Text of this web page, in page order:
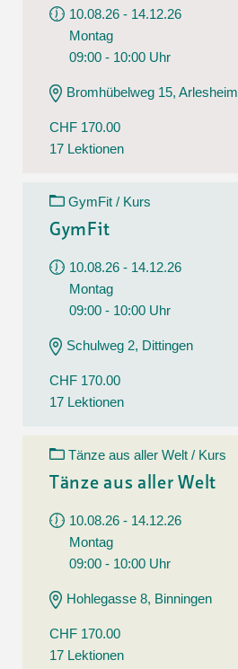
10.08.26 - 14.12.26
Montag
09:00 - 10:00 Uhr
Bromhübelweg 15, Arlesheim
CHF 170.00
17 Lektionen
GymFit / Kurs
GymFit
10.08.26 - 14.12.26
Montag
09:00 - 10:00 Uhr
Schulweg 2, Dittingen
CHF 170.00
17 Lektionen
Tänze aus aller Welt / Kurs
Tänze aus aller Welt
10.08.26 - 14.12.26
Montag
09:00 - 10:00 Uhr
Hohlegasse 8, Binningen
CHF 170.00
17 Lektionen